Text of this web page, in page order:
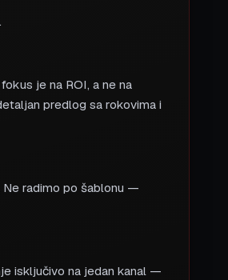
je na ROI, a ne na
predlog sa rokovima i
Ne radimo po šablonu —
isključivo na jedan kanal —